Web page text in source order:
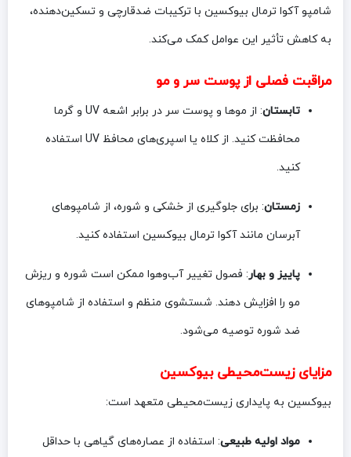
شامپو آکوا ترمال بیوکسین با ترکیبات ضدقارچی و تسکین‌دهنده،
به کاهش تأثیر این عوامل کمک می‌کند.
مراقبت فصلی از پوست سر و مو
تابستان
: از موها و پوست سر در برابر اشعه UV و گرما
محافظت کنید. از کلاه یا اسپری‌های محافظ UV استفاده
کنید.
زمستان: برای جلوگیری از خشکی و شوره، از شامپوهای
آبرسان مانند آکوا ترمال بیوکسین استفاده کنید.
پاییز و بهار : فصول تغییر آب‌وهوا ممکن است شوره و ریزش
مو را افزایش دهند. شستشوی منظم و استفاده از شامپوهای
ضد شوره توصیه می‌شود.
مزایای زیست‌محیطی بیوکسین
بیوکسین به پایداری زیست‌محیطی متعهد است:
مواد اولیه طبیعی: استفاده از عصاره‌های گیاهی با حداقل